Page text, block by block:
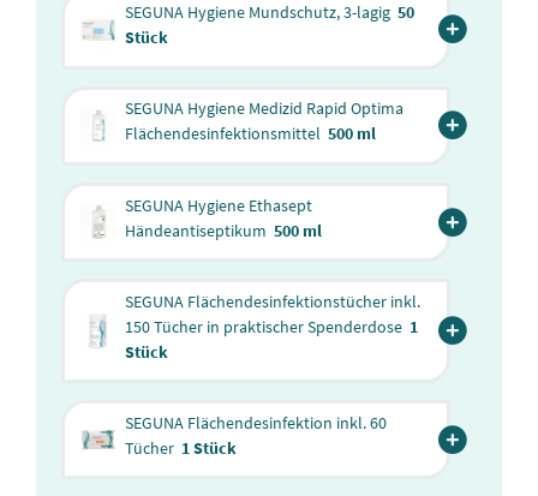
SEGUNA Hygiene Mundschutz, 3-lagig 50
Stück
SEGUNA Hygiene Medizid Rapid Optima
Flächendesinfektionsmittel 500 ml
SEGUNA Hygiene Ethasept
Händeantiseptikum 500 ml
SEGUNA Flächendesinfektionstücher inkl.
150 Tücher in praktischer Spenderdose 1
Stück
SEGUNA Flächendesinfektion inkl. 60
Tücher 1 Stück